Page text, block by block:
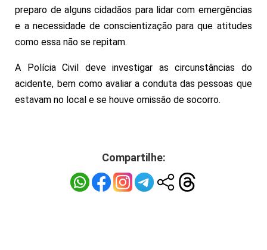
preparo de alguns cidadãos para lidar com emergências
e a necessidade de conscientização para que atitudes
como essa não se repitam.
A Polícia Civil deve investigar as circunstâncias do
acidente, bem como avaliar a conduta das pessoas que
estavam no local e se houve omissão de socorro.
Compartilhe: